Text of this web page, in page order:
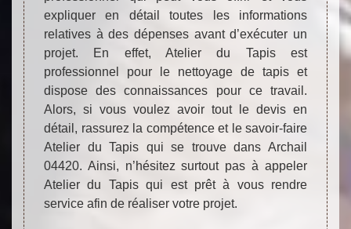
expliquer en détail toutes les informations
relatives à des dépenses avant d’exécuter un
projet. En effet, Atelier du Tapis est
professionnel pour le nettoyage de tapis et
dispose des connaissances pour ce travail.
Alors, si vous voulez avoir tout le devis en
détail, rassurez la compétence et le savoir-faire
Atelier du Tapis qui se trouve dans Archail
04420. Ainsi, n’hésitez surtout pas à appeler
Atelier du Tapis qui est prêt à vous rendre
service afin de réaliser votre projet.